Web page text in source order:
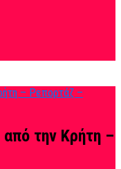
από την Κρήτη –